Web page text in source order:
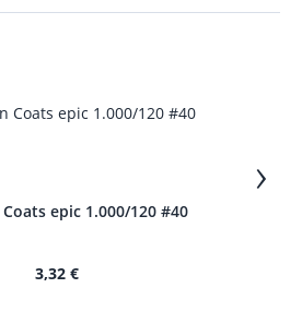
epic 1.000/120 #40
3,32 €
›